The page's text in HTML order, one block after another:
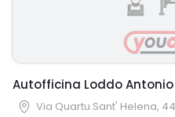
Autofficina Loddo Antonio
Via Quartu Sant' Helena,